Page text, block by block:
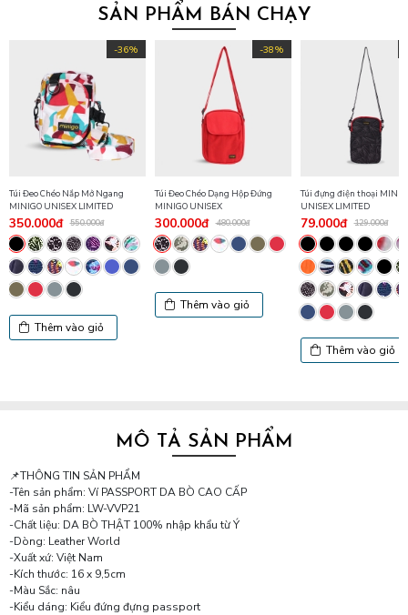
SẢN PHẨM BÁN CHẠY
-36%
Túi Đeo Chéo Nắp Mở Ngang
MINIGO UNISEX LIMITED
350.000đ 550.000đ
Thêm vào giỏ
-38%
Túi Đeo Chéo Dạng Hộp Đứng
MINIGO UNISEX
300.000đ 480.000đ
Thêm vào giỏ
Túi đựng điện thoại
UNISEX LIMITED
79.000đ 129.000đ
Thêm vào giỏ
MÔ TẢ SẢN PHẨM
📌THÔNG TIN SẢN PHẨM
-Tên sản phẩm: Ví PASSPORT DA BÒ CAO CẤP
-Mã sản phẩm: LW-VVP21
-Chất liệu: DA BÒ THẬT 100% nhập khẩu từ Ý
-Dòng: Leather World
-Xuất xứ: Việt Nam
-Kích thước: 16 x 9,5cm
-Màu Sắc: nâu
-Kiểu dáng: Kiểu đứng đựng passport